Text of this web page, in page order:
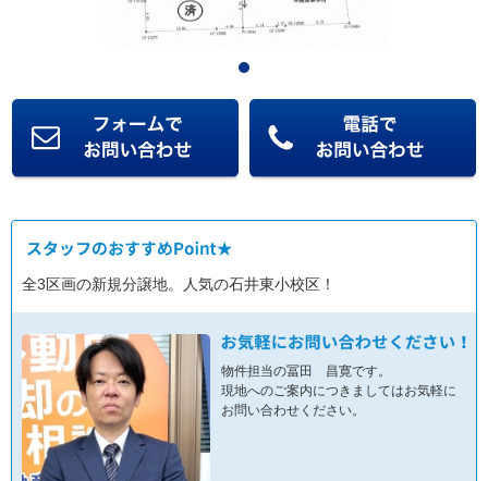
全3区画の新規分譲地。人気の石井東小校区！
物件担当の冨田 昌寛です。
現地へのご案内につきましてはお気軽に
お問い合わせください。